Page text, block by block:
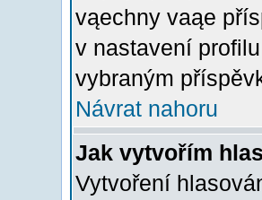
vąechny vaąe
v nastavení
vybraným
Návrat nahoru
Jak vytvořím
Vytvoření